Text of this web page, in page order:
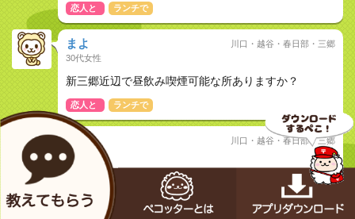
恋人と ランチで
まよ
30代女性
川口・越谷・春日部・三郷
新三郷近辺で昼飲み喫煙可能な所ありますか？
恋人と ランチで
sk
20代女性
川口・越谷・春日部・三郷
川口でオススメのお店探してます
恋人と